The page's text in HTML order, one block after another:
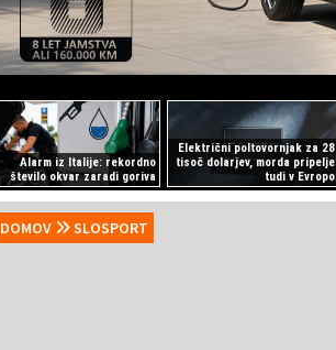
Alarm iz Italije: rekordno
število okvar zaradi goriva
Električni poltovornjak za 28
tisoč dolarjev, morda pripelje
tudi v Evropo
DOMOV SLOSPORT